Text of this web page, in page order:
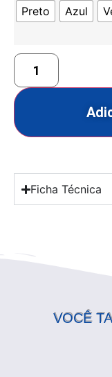
Preto Azul
Ficha Técnica
VOCÊ